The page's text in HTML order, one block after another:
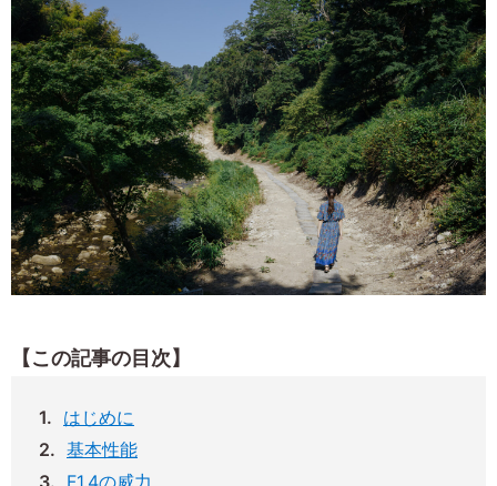
【この記事の目次】
はじめに
基本性能
F1.4の威力